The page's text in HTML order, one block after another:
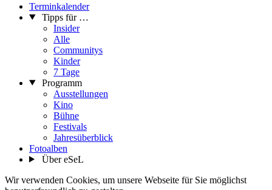
Terminkalender
Tipps für …
Insider
Alle
Communitys
Kinder
7 Tage
Programm
Ausstellungen
Kino
Bühne
Festivals
Jahresüberblick
Fotoalben
Über eSeL
Wir verwenden Cookies, um unsere Webseite für Sie möglichst